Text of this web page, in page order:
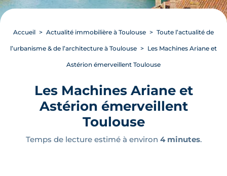
Accueil Actualité immobilière à Toulouse Toute l’actualité de
l’urbanisme & de l’architecture à Toulouse Les Machines Ariane et
Astérion émerveillent Toulouse
Les Machines Ariane et
Astérion émerveillent
Toulouse
Temps de lecture estimé à environ 4 minutes.